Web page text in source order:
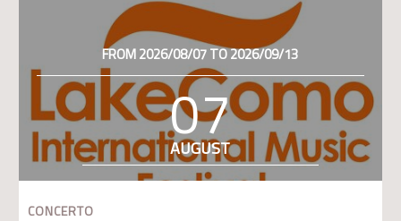
FROM 2026/08/07 TO 2026/09/13
07
AUGUST
CONCERTO